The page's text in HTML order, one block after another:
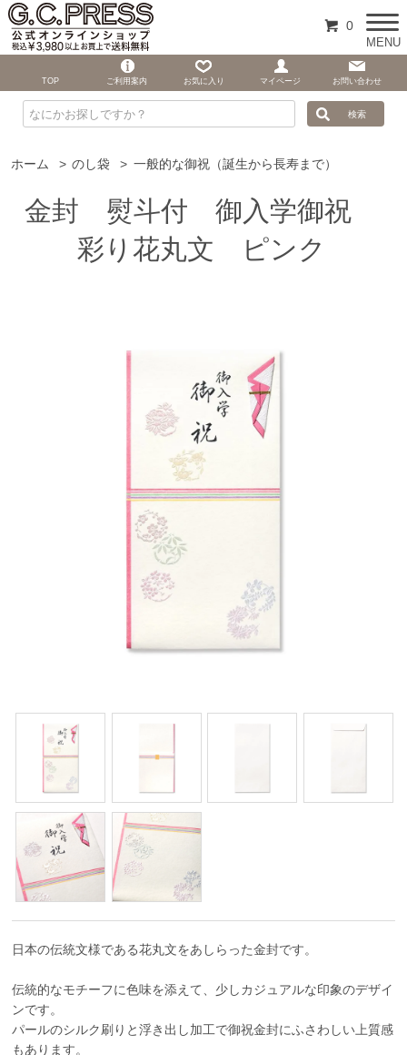
ホーム > のし袋 > 一般的な御祝（誕生から長寿まで）
金封 熨斗付 御入学御祝
彩り花丸文 ピンク
日本の伝統文様である花丸文をあしらった金封です。
伝統的なモチーフに色味を添えて、少しカジュアルな印象のデザイ
ンです。
パールのシルク刷りと浮き出し加工で御祝金封にふさわしい上質感
もあります。
0
MENU
TOP ご利用案内 お気に入り マイページ お問い合わせ